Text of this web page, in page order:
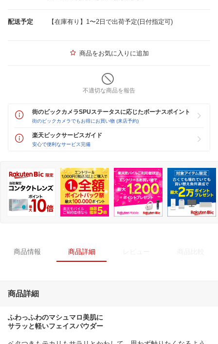
配送予定 【在庫有り】1〜2日で出荷予定(日付指定可)
商品をお気に入りに追加
不適切な商品を報告
街のビックカメラSPUステータスに応じたボーナスポイント
街のビックカメラでもお得にお買い物 (来店予約)
楽天ビックサービスガイド
安心で便利なサービス完備
商品情報 商品詳細
商品詳細
ふわっふわのマシュマロ美肌に
サラッと軽いフェイスパウダー